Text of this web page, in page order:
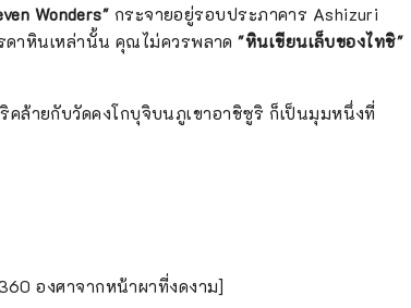
Wonders" กระจายอยู่รอบประภาคาร Ashizuri
ดาหินเหล่านั้น คุณไม่ควรพลาด"หินเขียนเล็บของไทชิ"
ล้ายกับวัดคงโกบุจิบนภูเขาอาชิซูริ ก็เป็นมุมหนึ่งที่
องศาจากหน้าผาที่งดงาม]